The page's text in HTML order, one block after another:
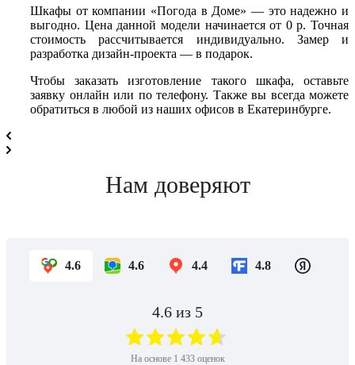
Шкафы от компании «Погода в Доме» — это надежно и
выгодно. Цена данной модели начинается от 0 р. Точная
стоимость рассчитывается индивидуально. Замер и
разработка дизайн-проекта — в подарок.
Чтобы заказать изготовление такого шкафа, оставьте
заявку онлайн или по телефону. Также вы всегда можете
обратиться в любой из наших офисов в Екатеринбурге.
Нам доверяют
4.6 4.6 4.4 4.8
4.6 из 5
На основе 1 433оценок